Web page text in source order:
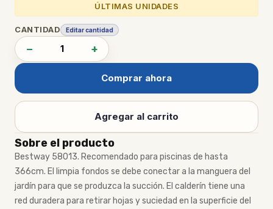
ÚLTIMAS UNIDADES
CANTIDAD Editar cantidad
− +
Comprar ahora
Agregar al carrito
Sobre el producto
Bestway 58013. Recomendado para piscinas de hasta
366cm. El limpia fondos se debe conectar a la manguera del
jardín para que se produzca la succión. El calderín tiene una
red duradera para retirar hojas y suciedad en la superficie del